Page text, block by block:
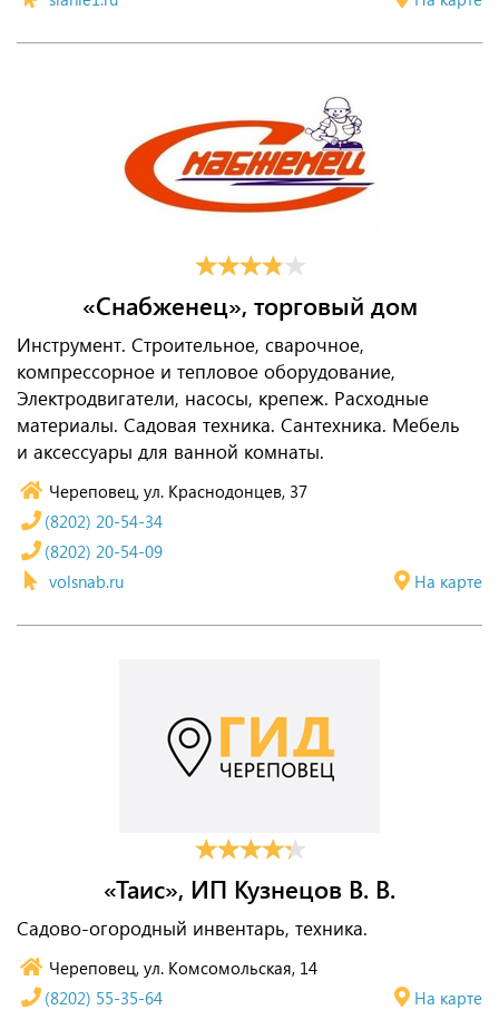
«Снабженец», торговый дом
Инструмент. Строительное, сварочное,
компрессорное и тепловое оборудование,
Электродвигатели, насосы, крепеж. Расходные
материалы. Садовая техника. Сантехника. Мебель
и аксессуары для ванной комнаты.
Череповец, ул. Краснодонцев, 37
На карте
(8202) 20-54-34
(8202) 20-54-09
volsnab.ru
«Таис», ИП Кузнецов В. В.
Садово-огородный инвентарь, техника.
Череповец, ул. Комсомольская, 14
На карте
(8202) 55-35-64